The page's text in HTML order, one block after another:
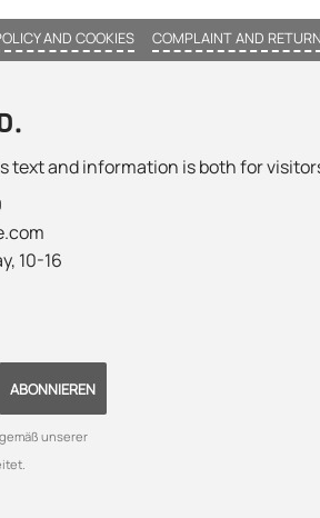
AND COOKIES COMPLAINT AND RETURN
text and information is both for
10-16
ABONNIEREN
unserer